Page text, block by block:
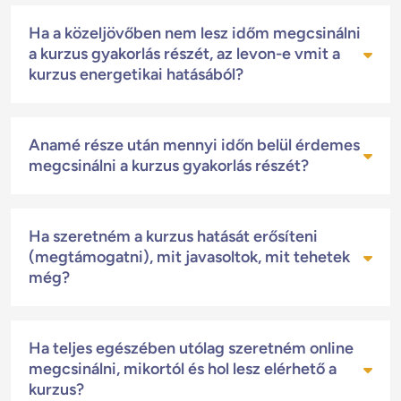
2 hétig érhető el.
Ha a közeljövőben nem lesz időm megcsinálni
a kurzus gyakorlás részét, az levon-e vmit a
kurzus energetikai hatásából?
rétegről rétegre hat, rétegről rétegre tisztít,
ezért minél többször találkozol ezzel az
neki feltörni az ott lévő blokkokat.
Gondolj arra, hogy eddig is időben távol
egymástól több tartalmat elvégeztél azért, hogy
Anamé része után mennyi időn belül érdemes
megcsinálni a kurzus gyakorlás részét?
bármikor elvégezheted, amikor időd engedi.
Ha szeretném a kurzus hatását erősíteni
(megtámogatni), mit javasoltok, mit tehetek
még?
kurzus hatását megerősítsd. Ezeket az
eszközöket használhatod önmagukban, vagy
Ha teljes egészében utólag szeretném online
megcsinálni, mikortól és hol lesz elérhető a
kurzus?